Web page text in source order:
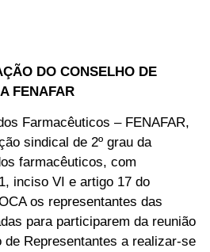
DO CONSELHO DE
FENAFAR
Farmacêuticos – FENAFAR,
sindical de 2º grau da
farmacêuticos, com
inciso VI e artigo 17 do
os representantes das
para participarem da reunião
de Representantes a realizar-se